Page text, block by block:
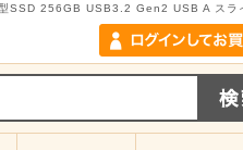
SSD 256GB USB3.2 Gen2 USB A スラ